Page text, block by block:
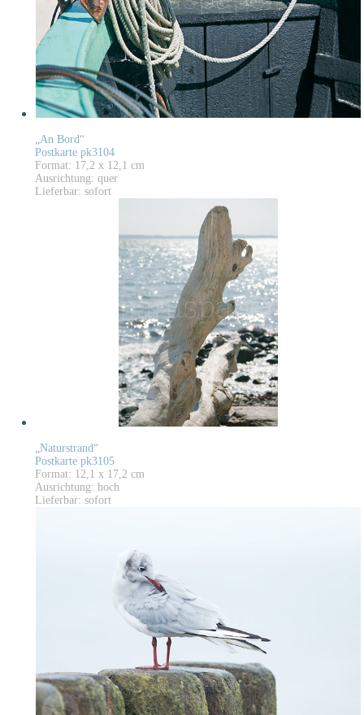
„An Bord“
Postkarte pk3104
Format: 17,2 x 12,1 cm
Ausrichtung: quer
Lieferbar: sofort
„Naturstrand“
Postkarte pk3105
Format: 12,1 x 17,2 cm
Ausrichtung: hoch
Lieferbar: sofort